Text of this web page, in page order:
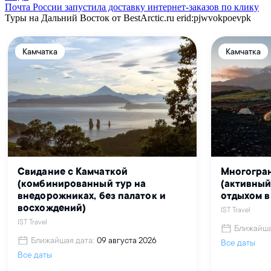
Почта России запустила доставку интернет-заказов по клику
Туры на Дальний Восток от BestArctic.ru erid:pjwvokpoevpk